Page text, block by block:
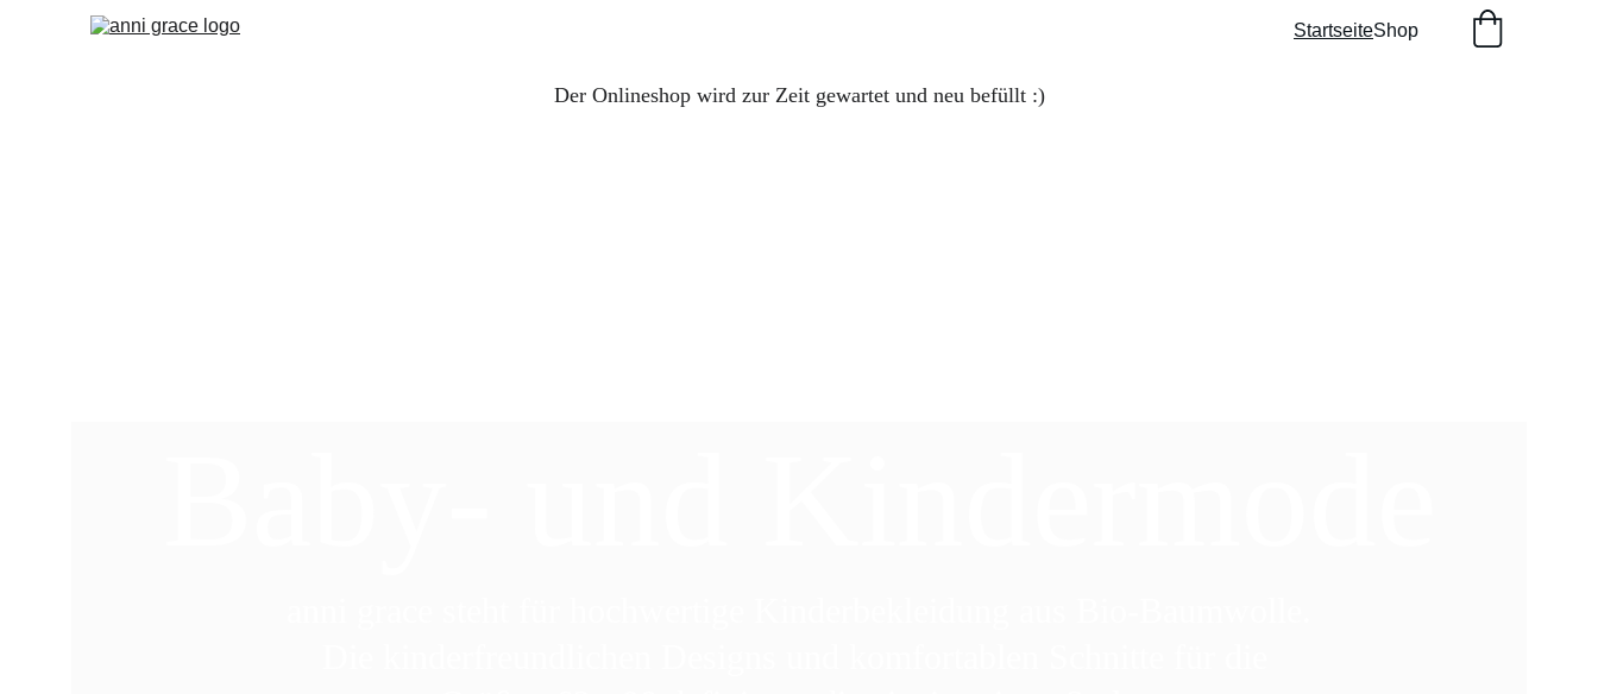
StartseiteShop
Der Onlineshop wird zur Zeit gewartet und neu befüllt :)